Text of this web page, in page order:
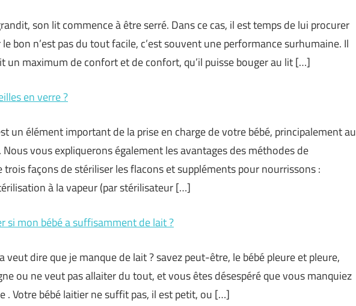
son lit commence à être serré. Dans ce cas, il est temps de lui procurer
bon n’est pas du tout facile, c’est souvent une performance surhumaine. Il
un maximum de confort et de confort, qu’il puisse bouger au lit […]
en verre ?
un élément important de la prise en charge de votre bébé, principalement au
vous expliquerons également les avantages des méthodes de
trois façons de stériliser les flacons et suppléments pour nourrissons :
à la vapeur (par stérilisateur […]
si mon bébé a suffisamment de lait ?
veut dire que je manque de lait ? savez peut-être, le bébé pleure et pleure,
ou ne veut pas allaiter du tout, et vous êtes désespéré que vous manquiez
. Votre bébé laitier ne suffit pas, il est petit, ou […]